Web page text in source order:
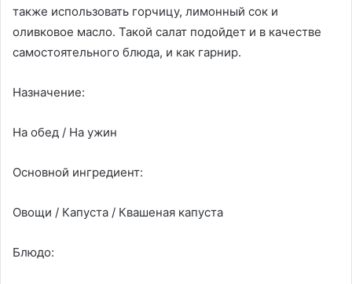
также использовать горчицу, лимонный сок и
оливковое масло. Такой салат подойдет и в качестве
самостоятельного блюда, и как гарнир.
Назначение:
На обед / На ужин
Основной ингредиент:
Овощи / Капуста / Квашеная капуста
Блюдо: